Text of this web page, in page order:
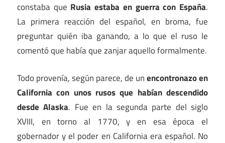
constaba que Rusia estaba en guerra con España.
La primera reacción del español, en broma, fue
preguntar quién iba ganando, a lo que el ruso le
comentó que había que zanjar aquello formalmente.
Todo provenía, según parece, de unencontronazo en
California con unos rusos que habían descendido
desde Alaska. Fue en la segunda parte del siglo
XVIII, en torno al 1770, y en esa época el
gobernador y el poder en California era español. No